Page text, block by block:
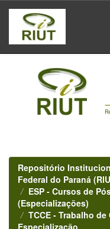
Skip
navigation
Repositório
Federal do Paraná
ESP - Cursos de
(Especializações)
TCCE - Trabalho
Especialização